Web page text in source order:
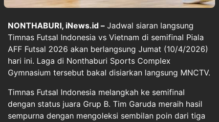
NONTHABURI, iNews.id – Jadwal siaran langsung
Timnas Futsal Indonesia vs Vietnam di semifinal Piala
AFF Futsal 2026 akan berlangsung Jumat (10/4/2026)
hari ini. Laga di Nonthaburi Sports Complex
Gymnasium tersebut bakal disiarkan langsung MNCTV.
Timnas Futsal Indonesia melangkah ke semifinal
dengan status juara Grup B. Tim Garuda meraih hasil
sempurna dengan mengoleksi sembilan poin dari tiga